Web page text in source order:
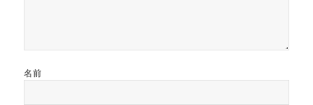
名前